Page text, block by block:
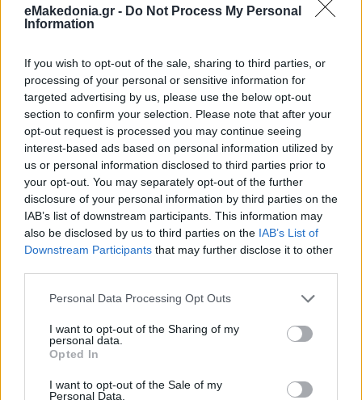
eMakedonia.gr - Do Not Process My Personal
Information
If you wish to opt-out of the sale, sharing to third parties, or
processing of your personal or sensitive information for
targeted advertising by us, please use the below opt-out
section to confirm your selection. Please note that after your
opt-out request is processed you may continue seeing
interest-based ads based on personal information utilized by
us or personal information disclosed to third parties prior to
your opt-out. You may separately opt-out of the further
disclosure of your personal information by third parties on the
IAB’s list of downstream participants. This information may
also be disclosed by us to third parties on the IAB’s List of
Downstream Participants that may further disclose it to other
Please note that this website/app uses one or more Google
not limited to your visit or usage behaviour. You may click to
grant or deny consent to Google and its third-party tags to
use your data for below specified purposes in below Google
consent section.
Personal Data Processing Opt Outs
I want to opt-out of the Sharing of my
personal data.
Opted In
I want to opt-out of the Sale of my
Personal Data.